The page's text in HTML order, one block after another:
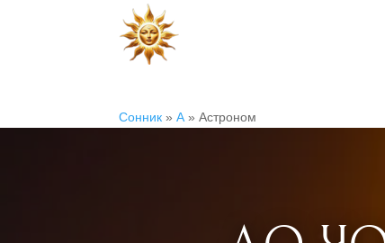
Сонник » А » Астроном